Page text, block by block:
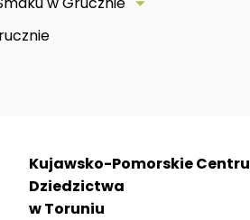

Kujawsko-Pomorskie
Dziedzictwa
w Toruniu